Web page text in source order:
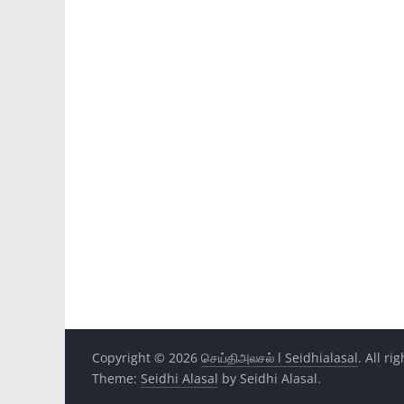
Copyright © 2026 செய்திஅலசல் l Seidhialasal. All
Theme: Seidhi Alasal by Seidhi Alasal.